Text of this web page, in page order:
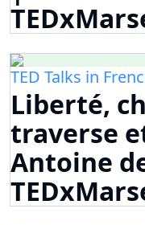
TED Talks in
Liberté,
traverse
Antoine